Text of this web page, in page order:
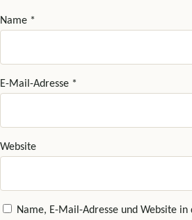
Name *
E-Mail-Adresse *
Website
Name, E-Mail-Adresse und Website